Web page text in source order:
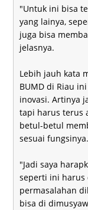
"Untuk ini bisa
yang lainya,
juga bisa
jelasnya.
Lebih jauh kata
BUMD di Riau
inovasi. Artinya
tapi harus terus
betul-betul
sesuai fungsinya.
"Jadi saya
seperti ini harus
permasalahan
bisa di